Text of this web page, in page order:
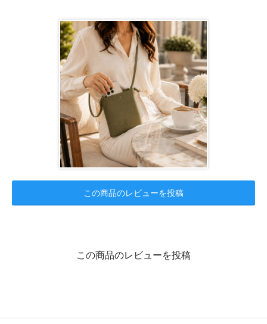
この商品のレビューを投稿
この商品のレビューを投稿